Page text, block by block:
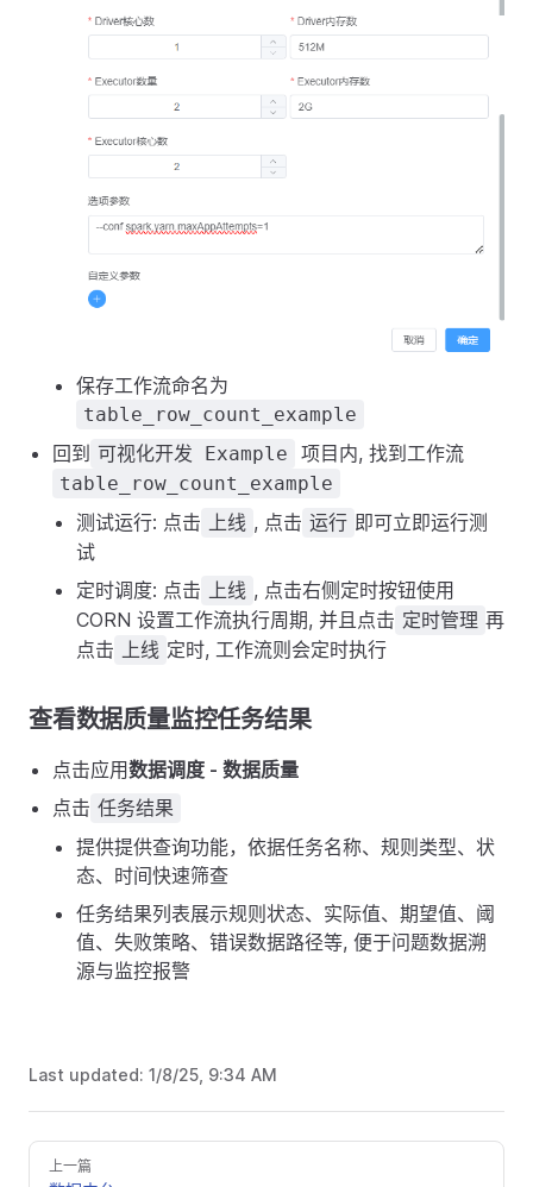
保存工作流命名为
table_row_count_example
回到 可视化开发 Example 项目内, 找到工作流
table_row_count_example
测试运行: 点击 上线 , 点击 运行 即可立即运行测
试
定时调度: 点击
上线 , 点击右侧定时按钮使用
CORN 设置工作流执行周期, 并且点击 定时管理 再
点击
上线 定时, 工作流则会定时执行
查看数据质量监控任务结果
点击应用数据调度 - 数据质量
点击 任务结果
提供提供查询功能，依据任务名称、规则类型、状
态、时间快速筛查
任务结果列表展示规则状态、实际值、期望值、阈
值、失败策略、错误数据路径等, 便于问题数据溯
源与监控报警
Last updated: 1/8/25, 9:34 AM
上一篇